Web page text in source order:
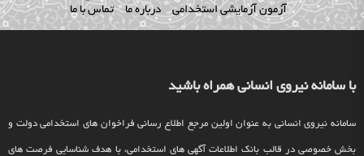
آزمون آزمایشی استخدامی
درباره ما تماس با ما
با سامانه نیروی انسانی همراه باشید
سامانه نیروی انسانی به عنوان اولین مرجع اطلاع رسانی فراخوان های استخدامی دولت و
بخش خصوصی در قالب بانک اطلاعات آگهی های استخدامی، با هدف شناسایی فرصت های